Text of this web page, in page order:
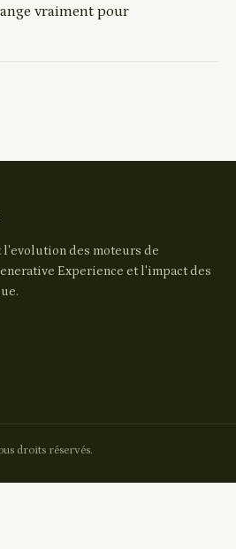
vraiment pour
l'evolution des moteurs de
Experience et l'impact des
droits réservés.